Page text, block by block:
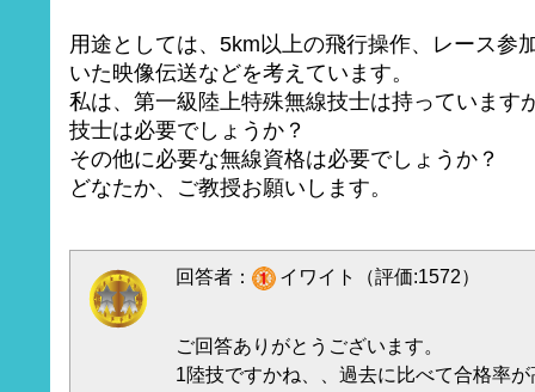
用途としては、5km以上の飛行操作、レース参
いた映像伝送などを考えています。
私は、第一級陸上特殊無線技士は持っています
技士は必要でしょうか？
その他に必要な無線資格は必要でしょうか？
どなたか、ご教授お願いします。
回答者： イワイト（評価:1572）
ご回答ありがとうございます。
1陸技ですかね、、過去に比べて合格率